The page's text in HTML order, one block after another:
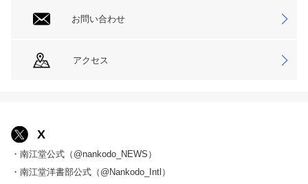
お問い合わせ
アクセス
X
・南江堂公式（@nankodo_NEWS）
・南江堂洋書部公式（@Nankodo_Intl）